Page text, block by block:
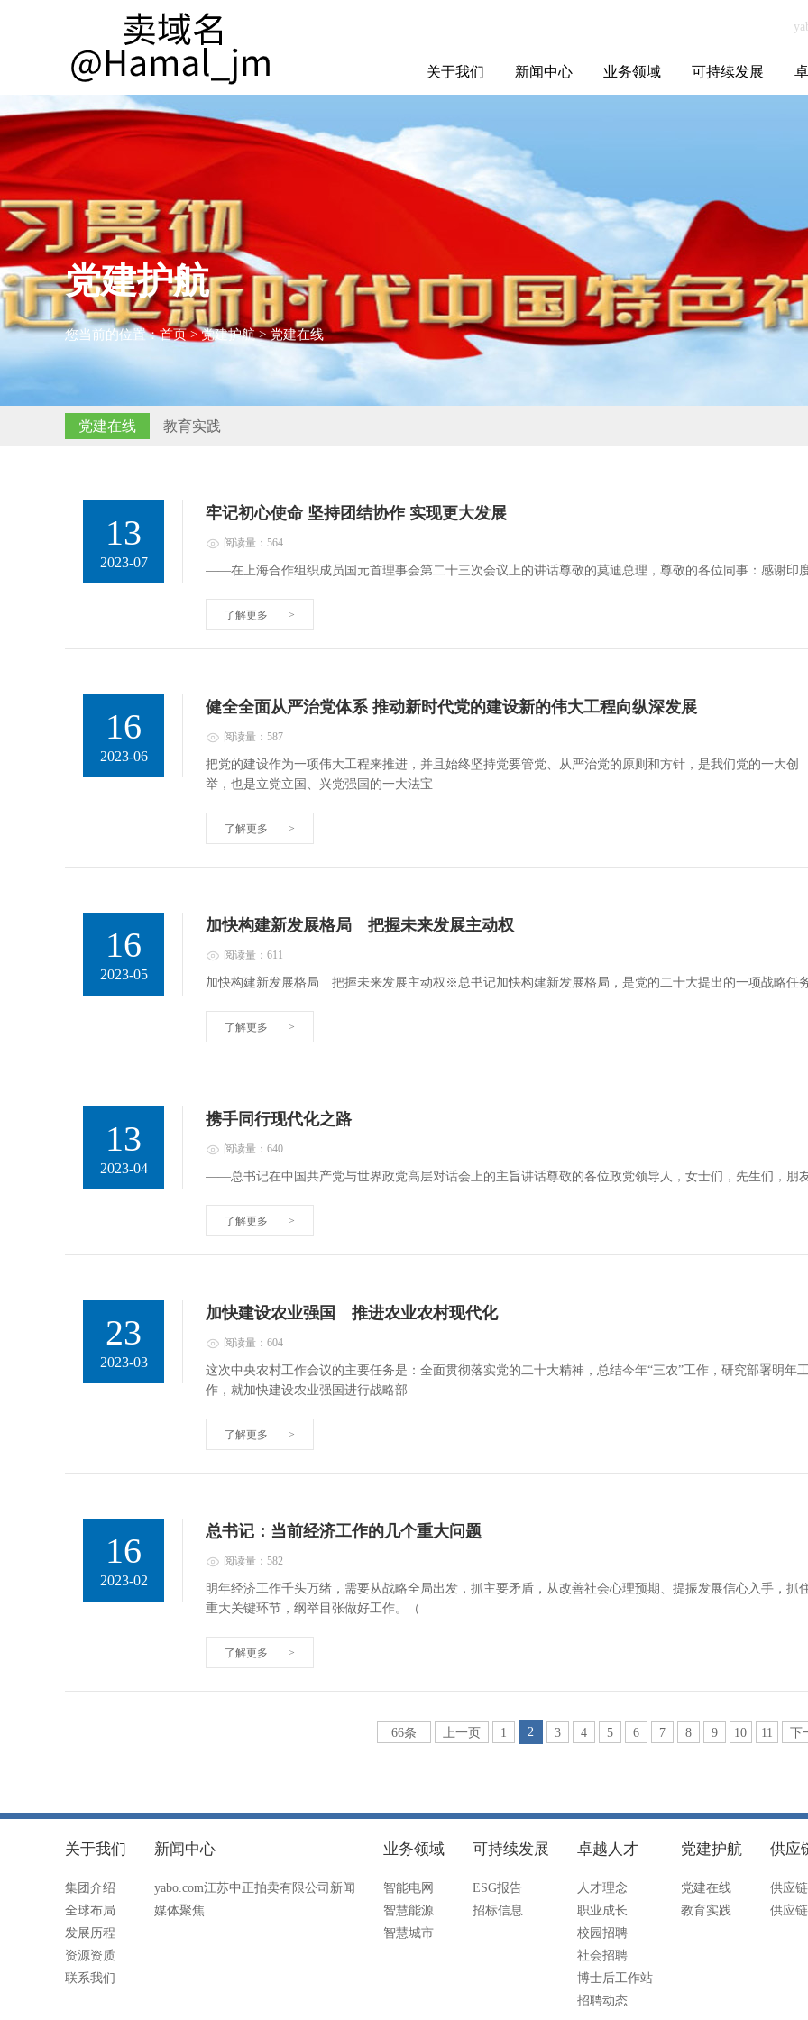
关于我们 新闻中心
正拍卖有限公司
新闻
业务领域 可持续发展
党建护航
您当前的位置：首页>党建护航>党建在线
党建在线 教育实践
13
2023-07
牢记初心使命 坚持团结协作 实现更大发展
阅读量：564
——在上海合作组织成员国元首理事会第二十三次会议上的讲话尊敬的莫迪总理，尊敬的各位同事：感谢印
了解更多 >
16
2023-06
健全全面从严治党体系 推动新时代党的建设新的伟大工程向纵深发展
阅读量：587
把党的建设作为一项伟大工程来推进，并且始终坚持党要管党、从严治党的原则和方针，是我们党的一大创
举，也是立党立国、兴党强国的一大法宝
了解更多 >
16
2023-05
加快构建新发展格局 把握未来发展主动权
阅读量：611
加快构建新发展格局 把握未来发展主动权※总书记加快构建新发展格局，是党的二十大提出的一项战略任
了解更多 >
13
2023-04
携手同行现代化之路
阅读量：640
——总书记在中国共产党与世界政党高层对话会上的主旨讲话尊敬的各位政党领导人，女士们，先生们，朋
了解更多 >
23
2023-03
加快建设农业强国 推进农业农村现代化
阅读量：604
这次中央农村工作会议的主要任务是：全面贯彻落实党的二十大精神，总结今年“三农”工作，研究部署明年
作，就加快建设农业强国进行战略部
了解更多 >
16
2023-02
总书记：当前经济工作的几个重大问题
阅读量：582
明年经济工作千头万绪，需要从战略全局出发，抓主要矛盾，从改善社会心理预期、提振发展信心入手，抓
重大关键环节，纲举目张做好工作。（
了解更多 >
66条 上一页 1 2 3 4 5 6 7 8 9 10 11 下
关于我们
集团介绍
全球布局
发展历程
资源资质
联系我们
新闻中心
yabo.com江苏中正拍卖有限公司新闻
媒体聚焦
业务领域
智能电网
智慧能源
智慧城市
可持续发展
ESG报告
招标信息
卓越人才
人才理念
职业成长
校园招聘
社会招聘
博士后工作站
招聘动态
党建护航
党建在线
教育实践
供应
供应
供应